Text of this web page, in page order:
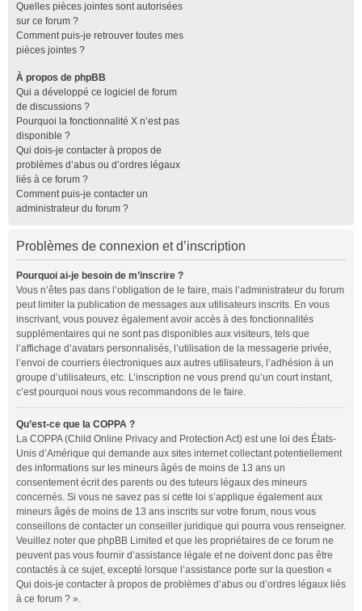
Quelles pièces jointes sont autorisées
sur ce forum ?
Comment puis-je retrouver toutes mes
pièces jointes ?
À propos de phpBB
Qui a développé ce logiciel de forum
de discussions ?
Pourquoi la fonctionnalité X n’est pas
disponible ?
Qui dois-je contacter à propos de
problèmes d’abus ou d’ordres légaux
liés à ce forum ?
Comment puis-je contacter un
administrateur du forum ?
Problèmes de connexion et d’inscription
Pourquoi ai-je besoin de m’inscrire ?
Vous n’êtes pas dans l’obligation de le faire, mais l’administrateur du forum
peut limiter la publication de messages aux utilisateurs inscrits. En vous
inscrivant, vous pouvez également avoir accès à des fonctionnalités
supplémentaires qui ne sont pas disponibles aux visiteurs, tels que
l’affichage d’avatars personnalisés, l’utilisation de la messagerie privée,
l’envoi de courriers électroniques aux autres utilisateurs, l’adhésion à un
groupe d’utilisateurs, etc. L’inscription ne vous prend qu’un court instant,
c’est pourquoi nous vous recommandons de le faire.
Qu’est-ce que la COPPA ?
La COPPA (Child Online Privacy and Protection Act) est une loi des États-
Unis d’Amérique qui demande aux sites internet collectant potentiellement
des informations sur les mineurs âgés de moins de 13 ans un
consentement écrit des parents ou des tuteurs légaux des mineurs
concernés. Si vous ne savez pas si cette loi s’applique également aux
mineurs âgés de moins de 13 ans inscrits sur votre forum, nous vous
conseillons de contacter un conseiller juridique qui pourra vous renseigner.
Veuillez noter que phpBB Limited et que les propriétaires de ce forum ne
peuvent pas vous fournir d’assistance légale et ne doivent donc pas être
contactés à ce sujet, excepté lorsque l’assistance porte sur la question «
Qui dois-je contacter à propos de problèmes d’abus ou d’ordres légaux liés
à ce forum ? ».